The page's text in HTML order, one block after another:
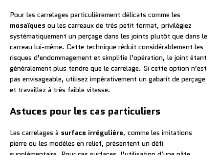
Pour les carrelages particulièrement délicats comme les
mosaïques ou les carreaux de très petit format, privilégiez
systématiquement un perçage dans les joints plutôt que dans le
carreau lui-même. Cette technique réduit considérablement les
risques d’endommagement et simplifie l’opération, le joint étant
généralement plus tendre que le carrelage. Si cette option n’est
pas envisageable, utilisez impérativement un gabarit de perçage
et travaillez à très faible vitesse.
Astuces pour les cas particuliers
Les carrelages à surface irrégulière, comme les imitations
pierre ou les modèles en relief, présentent un défi